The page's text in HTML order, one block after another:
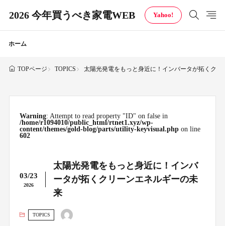
2026 今年買うべき家電WEB Yahoo!
ホーム
TOPページ TOPICS 太陽光発電をもっと身近に！インバータが拓くクリ
Warning: Attempt to read property "ID" on false in
/home/r1094010/public_html/rtnet1.xyz/wp-
content/themes/gold-blog/parts/utility-keyvisual.phpon line
602
03/23
2026
太陽光発電をもっと身近に！インバ
ータが拓くクリーンエネルギーの未
来
TOPICS